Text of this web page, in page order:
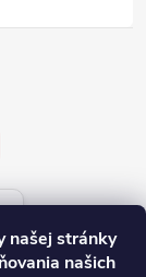
našej stránky
našich